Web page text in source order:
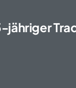
jähriger